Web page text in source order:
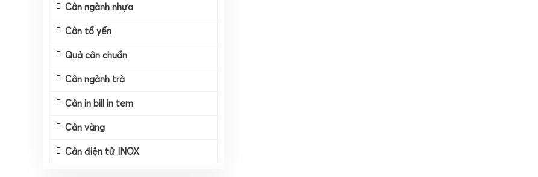
Cân ngành nhựa
Cân tổ yến
Quả cân chuẩn
Cân ngành trà
Cân in bill in tem
Cân vàng
Cân điện tử INOX